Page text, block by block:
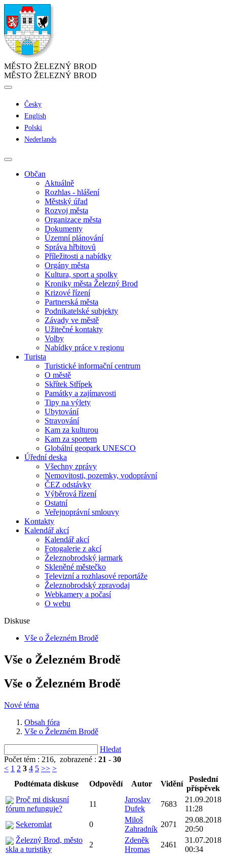
MĚSTO ŽELEZNÝ BROD
MĚSTO ŽELEZNÝ BROD
Česky
English
Polski
Nederlands
Občan
Aktuálně
Rozhlas - hlášení
Městský úřad
Rozvoj města
Organizace města
Dokumenty
Územní plánování
Správa hřbitovů
Příležitosti a nabídky
Orgány města
Kultura, sport a spolky
Kroniky města Železný Brod
Krizové řízení
Partnerská města
Podnikatelské subjekty
Závady ve městě
Užitečné kontakty
Volby
Nabídky práce v regionu
Turista
Turistické informační centrum
O městě
Skřítek Střípek
Památky a zajímavosti
Tipy na výlety
Ubytování
Stravování
Kam za kulturou
Kam za sportem
Globální geopark UNESCO
Úřední deska
Všechny zprávy
Nemovitosti, pozemky, vodoprávní
ČEZ odstávky
Výběrová řízení
Ostatní
Veřejnoprávní smlouvy
Kontakty
Kalendář akcí
Kalendář akcí
Fotogalerie z akcí
Železnobrodský jarmark
Skleněné městečko
Televizní a rozhlasové reportáže
Železnobrodský zpravodaj
Webkamery a počasí
O webu
Diskuse
Vše o Železném Brodě
Vše o Železném Brodě
Vše o Železném Brodě
Nové téma
Obsah fóra
Vše o Železném Brodě
Hledat
Počet tém : 216, zobrazené : 21 - 30
< 1 2 3 4 5 >> >
Podtémata diskuse
Odpovědí Autor Vidění
Poslední
příspěvek
Proč mi diskusní
fórum nefunguje?
11
Jaroslav
Dufek
7683
21.09.2018
11:28
Sekeromlat
0
Miloš
Zahradník
2071
29.08.2018
20:50
Železný Brod, město
skla a turistiky
2
Zdeněk
Hromas
2461
31.07.2018
00:34